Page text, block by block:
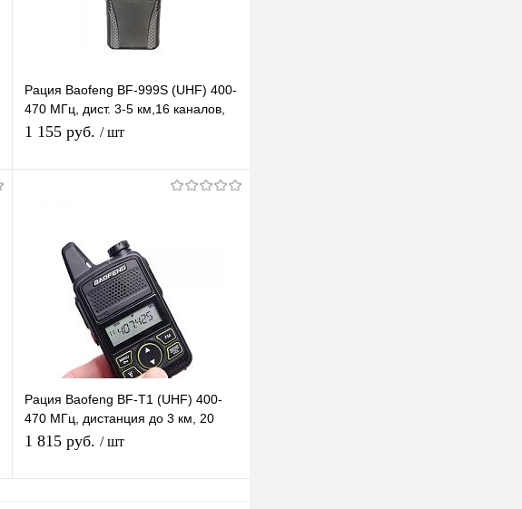
Рация Baofeng BF-999S (UHF) 400-
470 МГц, дист. 3-5 км,16 каналов,
таймер, фонарик,
1 155 руб. / шт
Купить в 1 клик
В избранное
Рация Baofeng BF-T1 (UHF) 400-
470 МГц, дистанция до 3 км, 20
каналов Поддержка CTCSS/DCS
1 815 руб. / шт